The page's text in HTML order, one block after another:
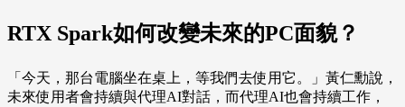
RTX Spark如何改變未來的PC面貌？
「今天，那台電腦坐在桌上，等我們去使用它。」黃仁勳說，
未來使用者會持續與代理AI對話，而代理AI也會持續工作，